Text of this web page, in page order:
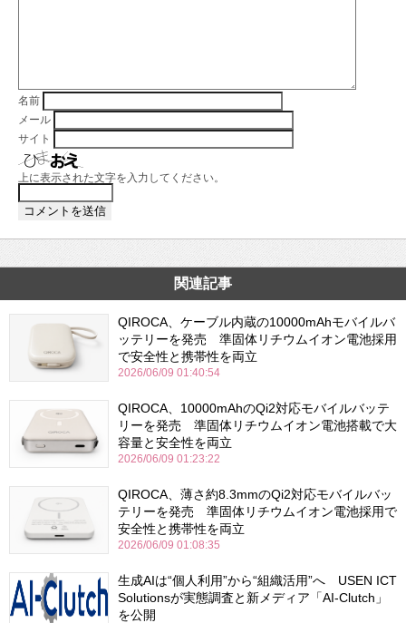
名前
メール
サイト
上に表示された文字を入力してください。
関連記事
QIROCA、ケーブル内蔵の10000mAhモバイルバ
ッテリーを発売 準固体リチウムイオン電池採用
で安全性と携帯性を両立
2026/06/09 01:40:54
QIROCA、10000mAhのQi2対応モバイルバッテ
リーを発売 準固体リチウムイオン電池搭載で大
容量と安全性を両立
2026/06/09 01:23:22
QIROCA、薄さ約8.3mmのQi2対応モバイルバッ
テリーを発売 準固体リチウムイオン電池採用で
安全性と携帯性を両立
2026/06/09 01:08:35
生成AIは“個人利用”から“組織活用”へ USEN ICT
Solutionsが実態調査と新メディア「AI-Clutch」
を公開